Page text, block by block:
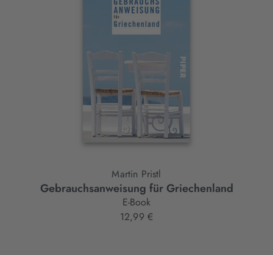
Martin Pristl
Gebrauchsanweisung für Griechenland
E-Book
12,99 €